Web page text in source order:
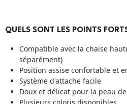
QUELS SONT LES POINTS
Compatible avec la chaise
séparément)
Position assise confortable et
Système d'attache facile
Doux et délicat pour la peau